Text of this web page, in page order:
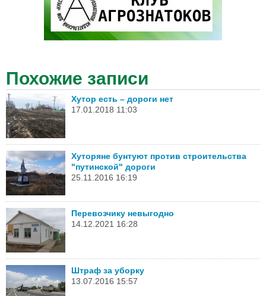
Похожие записи
Хутор есть – дороги нет
17.01.2018 11:03
Хуторяне бунтуют против строительства
"путинской" дороги
25.11.2016 16:19
Перевозчику невыгодно
14.12.2021 16:28
Штраф за уборку
13.07.2016 15:57